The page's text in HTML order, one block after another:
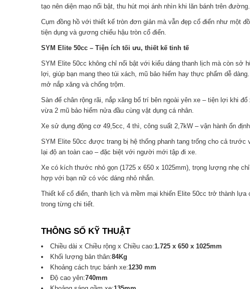
tạo nên diện mạo nổi bật, thu hút mọi ánh nhìn khi lăn bánh trên đường.
Cụm đồng hồ với thiết kế tròn đơn giản mà vẫn đẹp cổ điển như một
tiện dụng và gương chiếu hậu tròn cổ điển.
SYM Elite 50cc – Tiện ích tối ưu, thiết kế tinh tế
SYM Elite 50cc không chỉ nổi bật với kiểu dáng thanh lịch mà còn sở
lợi, giúp bạn mang theo túi xách, mũ bảo hiểm hay thực phẩm dễ
mở nắp xăng và chống trộm.
Sàn để chân rộng rãi, nắp xăng bố trí bên ngoài yên xe – tiện lợi khi
vừa 2 mũ bảo hiểm nửa đầu cùng vật dụng cá nhân.
Xe sử dụng động cơ 49,5cc, 4 thì, công suất 2,7kW – vận hành ổn
SYM Elite 50cc được trang bị hệ thống phanh tang trống cho cả
lại độ an toàn cao – đặc biệt với người mới tập đi xe.
Xe có kích thước nhỏ gọn (1725 x 650 x 1025mm), trọng lượng nhẹ
hợp với bạn nữ có vóc dáng nhỏ nhắn.
Thiết kế cổ điển, thanh lịch và mềm mại khiến Elite 50cc trở thành
trong từng chi tiết.
THÔNG SỐ KỸ THUẬT
Chiều dài x Chiều rộng x Chiều cao:1.725 x 650 x 1025mm
Khối lượng bản thân:84Kg
Khoảng cách trục bánh xe:1230 mm
Độ cao yên:740mm